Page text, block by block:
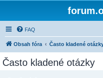
FAQ
Obsah fóra Často kladené
Často kladené otázky